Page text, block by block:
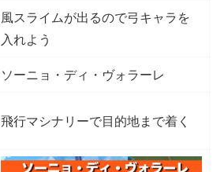
風スライムが出るので弓キャラを
入れよう
ソーニョ・ディ・ヴォラーレ
飛行マシナリーで目的地まで着く